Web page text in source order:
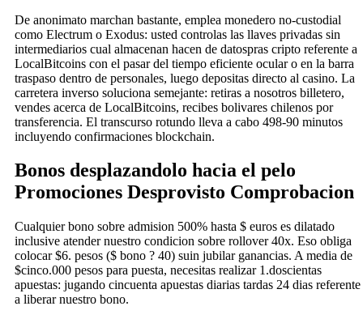
De anonimato marchan bastante, emplea monedero no-custodial
como Electrum o Exodus: usted controlas las llaves privadas sin
intermediarios cual almacenan hacen de datospras cripto referente a
LocalBitcoins con el pasar del tiempo eficiente ocular o en la barra
traspaso dentro de personales, luego depositas directo al casino. La
carretera inverso soluciona semejante: retiras a nosotros billetero,
vendes acerca de LocalBitcoins, recibes bolivares chilenos por
transferencia. El transcurso rotundo lleva a cabo 498-90 minutos
incluyendo confirmaciones blockchain.
Bonos desplazandolo hacia el pelo
Promociones Desprovisto Comprobacion
Cualquier bono sobre admision 500% hasta $ euros es dilatado
inclusive atender nuestro condicion sobre rollover 40x. Eso obliga
colocar $6. pesos ($ bono ? 40) suin jubilar ganancias. A media de
$cinco.000 pesos para puesta, necesitas realizar 1.doscientas
apuestas: jugando cincuenta apuestas diarias tardas 24 dias referente
a liberar nuestro bono.